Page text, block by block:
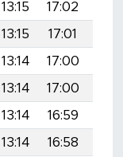
13:15 17:02
13:15 17:01
13:14 17:00
13:14 17:00
13:14 16:59
13:14 16:58